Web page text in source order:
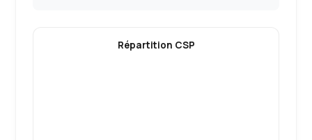
Répartition CSP